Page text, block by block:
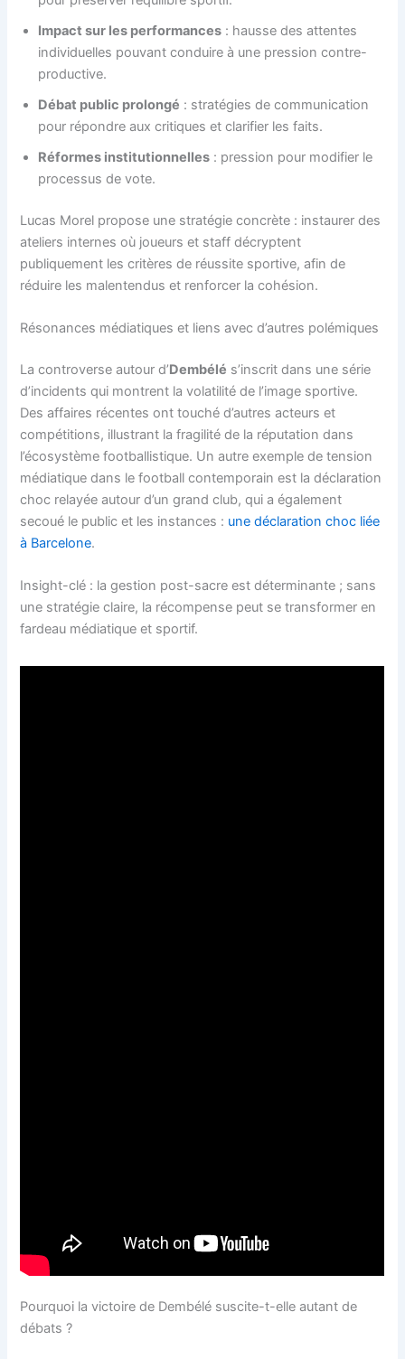
Impact sur les performances : hausse des attentes
individuelles pouvant conduire à une pression contre-
productive.
Débat public prolongé : stratégies de communication
pour répondre aux critiques et clarifier les faits.
Réformes institutionnelles : pression pour modifier le
processus de vote.
Lucas Morel propose une stratégie concrète : instaurer des
ateliers internes où joueurs et staff décryptent
publiquement les critères de réussite sportive, afin de
réduire les malentendus et renforcer la cohésion.
Résonances médiatiques et liens avec d’autres polémiques
La controverse autour d’Dembélé s’inscrit dans une série
d’incidents qui montrent la volatilité de l’image sportive.
Des affaires récentes ont touché d’autres acteurs et
compétitions, illustrant la fragilité de la réputation dans
l’écosystème footballistique. Un autre exemple de tension
médiatique dans le football contemporain est la déclaration
choc relayée autour d’un grand club, qui a également
secoué le public et les instances : une déclaration choc liée
à Barcelone.
Insight-clé : la gestion post-sacre est déterminante ; sans
une stratégie claire, la récompense peut se transformer en
fardeau médiatique et sportif.
Pourquoi la victoire de Dembélé suscite-t-elle autant de
débats ?